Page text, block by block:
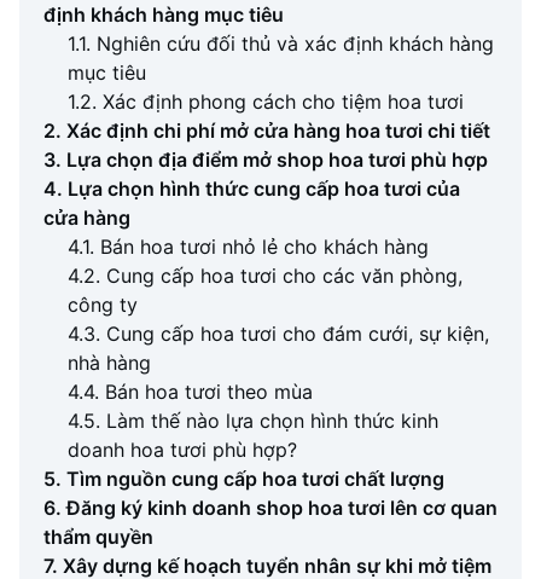
định khách hàng mục tiêu
1.1. Nghiên cứu đối thủ và xác định khách hàng
mục tiêu
1.2. Xác định phong cách cho tiệm hoa tươi
2. Xác định chi phí mở cửa hàng hoa tươi chi tiết
3. Lựa chọn địa điểm mở shop hoa tươi phù hợp
4. Lựa chọn hình thức cung cấp hoa tươi của
cửa hàng
4.1. Bán hoa tươi nhỏ lẻ cho khách hàng
4.2. Cung cấp hoa tươi cho các văn phòng,
công ty
4.3. Cung cấp hoa tươi cho đám cưới, sự kiện,
nhà hàng
4.4. Bán hoa tươi theo mùa
4.5. Làm thế nào lựa chọn hình thức kinh
doanh hoa tươi phù hợp?
5. Tìm nguồn cung cấp hoa tươi chất lượng
6. Đăng ký kinh doanh shop hoa tươi lên cơ quan
thẩm quyền
7. Xây dựng kế hoạch tuyển nhân sự khi mở tiệm